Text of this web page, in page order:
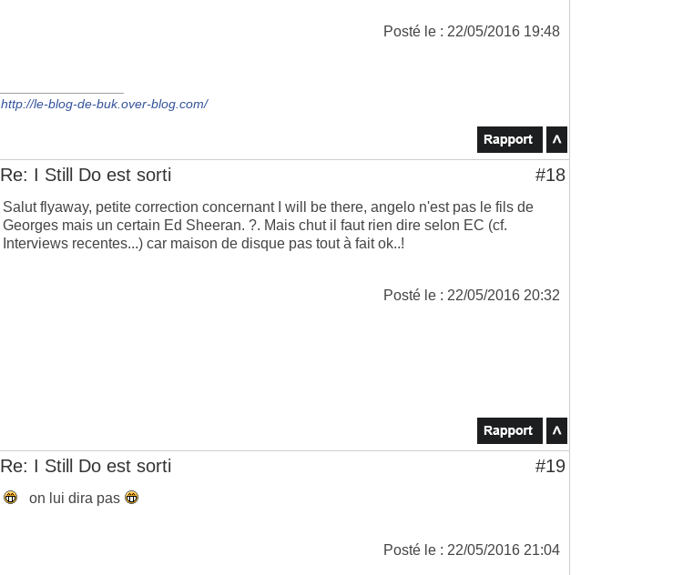
Posté le : 22/05/2016 19:48
http://le-blog-de-buk.over-blog.com/
Re: I Still Do est sorti #18
Salut flyaway, petite correction concernant I will be there, angelo n'est pas le fils de
Georges mais un certain Ed Sheeran. ?. Mais chut il faut rien dire selon EC (cf.
Interviews recentes...) car maison de disque pas tout à fait ok..!
Posté le : 22/05/2016 20:32
Re: I Still Do est sorti #19
on lui dira pas
Posté le : 22/05/2016 21:04